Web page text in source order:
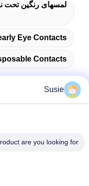
لمسهای رنگین تحت
Eye Contacts
Contacts
آدرس
Susie
are you looking for?